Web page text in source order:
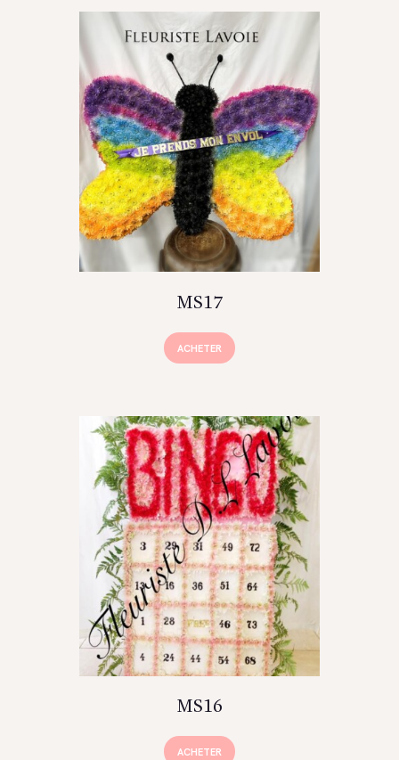
MS17
ACHETER
MS16
ACHETER